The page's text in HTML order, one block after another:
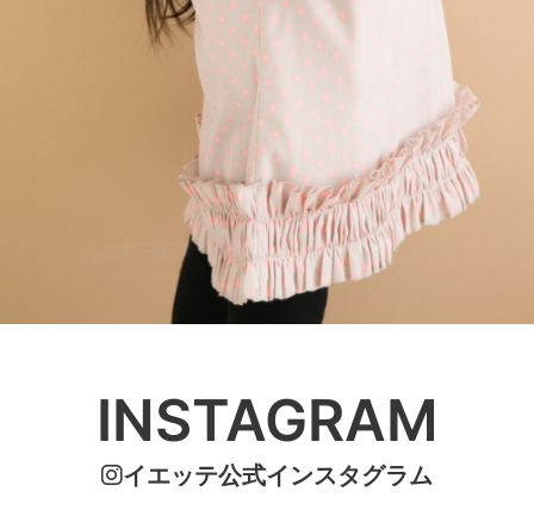
INSTAGRAM
イエッテ公式インスタグラム